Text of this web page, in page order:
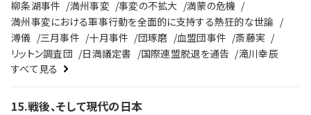
柳条湖事件 満州事変 事変の不拡大
満蒙の危機
満州事変における軍事行動を全面的に支持する熱狂的な世論
溥儀
三月事件 十月事件 団琢磨 血盟団事件
斎藤実
リットン調査団
日満議定書 国際連盟脱退を通告
滝川幸辰
すべて見る
15.戦後、そして現代の日本